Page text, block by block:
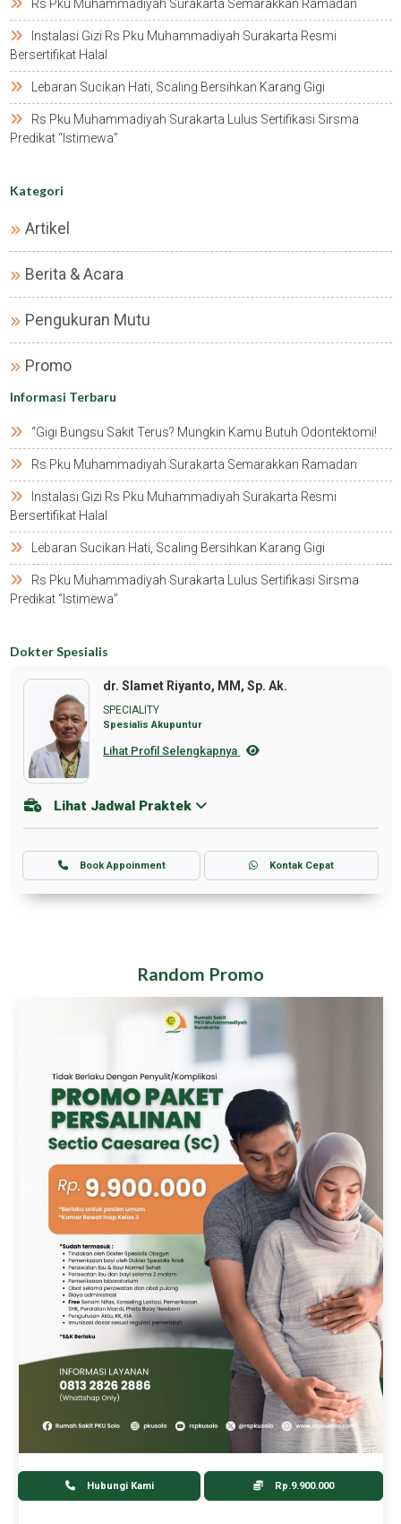
Rs Pku Muhammadiyah Surakarta Semarakkan Ramadan
Instalasi Gizi Rs Pku Muhammadiyah Surakarta Resmi
Bersertifikat Halal
Lebaran Sucikan Hati, Scaling Bersihkan Karang Gigi
Rs Pku Muhammadiyah Surakarta Lulus Sertifikasi Sirsma
Predikat “istimewa”
Kategori
Artikel
Berita & Acara
Pengukuran Mutu
Promo
Informasi Terbaru
“gigi Bungsu Sakit Terus? Mungkin Kamu Butuh Odontektomi!
Rs Pku Muhammadiyah Surakarta Semarakkan Ramadan
Instalasi Gizi Rs Pku Muhammadiyah Surakarta Resmi
Bersertifikat Halal
Lebaran Sucikan Hati, Scaling Bersihkan Karang Gigi
Rs Pku Muhammadiyah Surakarta Lulus Sertifikasi Sirsma
Predikat “istimewa”
Dokter Spesialis
dr. Slamet Riyanto, MM, Sp. Ak.
SPECIALITY
Spesialis Akupuntur
Lihat Profil Selengkapnya
Lihat Jadwal Praktek
Book Appoinment Kontak Cepat
Random Promo
Hubungi Kami Rp.9.900.000